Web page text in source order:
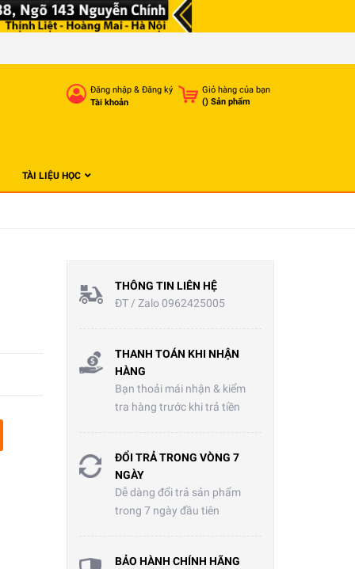
Đăng nhập& Đăng ký
Tài khoản
Giỏ hàng của bạn
() Sản phẩm
TÀI LIỆU HỌC
THÔNG TIN LIÊN HỆ
ĐT / Zalo 0962425005
THANH TOÁN KHI NHẬN
HÀNG
Bạn thoải mái nhận & kiểm
tra hàng trước khi trả tiền
ĐỔI TRẢ TRONG VÒNG 7
NGÀY
Dễ dàng đổi trả sản phẩm
trong 7 ngày đầu tiên
BẢO HÀNH CHÍNH HÃNG